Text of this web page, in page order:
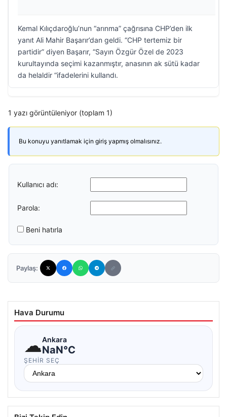
Kemal Kılıçdaroğlu’nun “arınma” çağrısına CHP’den ilk
yanıt Ali Mahir Başarır’dan geldi. “CHP tertemiz bir
partidir” diyen Başarır, “Sayın Özgür Özel de 2023
kurultayında seçimi kazanmıştır, anasının ak sütü kadar
da helaldir “ifadelerini kullandı.
1 yazı görüntüleniyor (toplam 1)
Bu konuyu yanıtlamak için giriş yapmış olmalısınız.
Kullanıcı adı:
Parola:
Beni hatırla
Paylaş:
Hava Durumu
☁Ankara
NaN°C
ŞEHIR SEÇ